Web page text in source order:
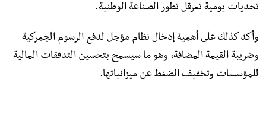
تحديات يومية تعرقل تطور الصناعة الوطنية.
وأكد كذلك على أهمية إدخال نظام مؤجل لدفع الرسوم الجمركية
وضريبة القيمة المضافة، وهو ما سيسمح بتحسين التدفقات المالية
للمؤسسات وتخفيف الضغط عن ميزانياتها.